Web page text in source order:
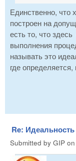
Единственно, что
построен на
есть то, что
выполнения
называть это
где
Re: Идеальность
Submitted by GIP on